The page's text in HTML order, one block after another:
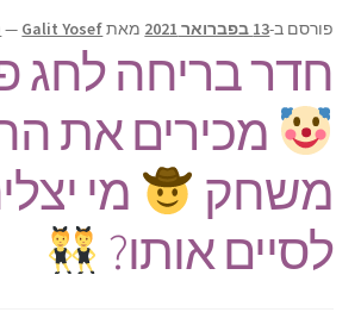
צור קשר
Products
search
פורסם ב-13 בפברואר 2021 מאתGalit Yosef
—
חדר בריחה לחג
מכירים את
משחק
מי
לסיים אותו?